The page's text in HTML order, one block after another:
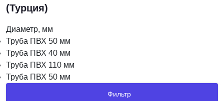
(Турция)
Диаметр, мм
Труба ПВХ 50 мм
Труба ПВХ 40 мм
Труба ПВХ 110 мм
Труба ПВХ 50 мм
Фильтр